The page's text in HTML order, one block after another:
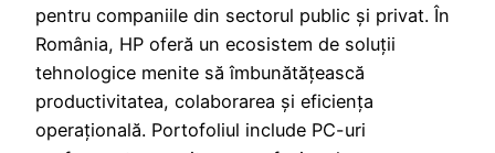
pentru companiile din sectorul public și privat. În
România, HP oferă un ecosistem de soluții
tehnologice menite să îmbunătățească
productivitatea, colaborarea și eficiența
operațională. Portofoliul include PC-uri